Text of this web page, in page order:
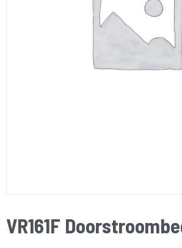
VR161F